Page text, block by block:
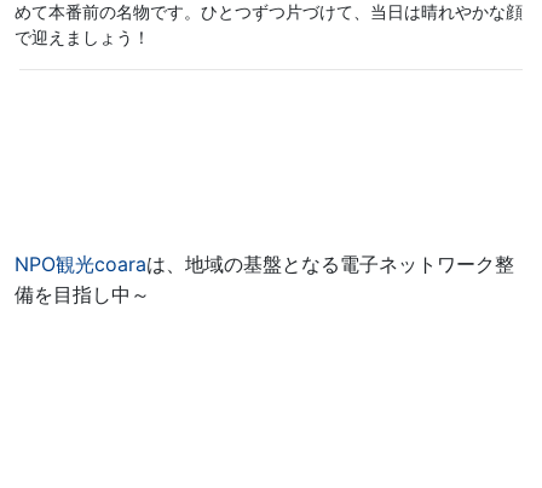
めて本番前の名物です。ひとつずつ片づけて、当日は晴れやかな顔
で迎えましょう！
NPO観光coaraは、地域の基盤となる電子ネットワーク整
備を目指し中～